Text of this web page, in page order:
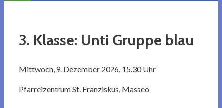
3. Klasse: Unti Gruppe blau
Mittwoch, 9. Dezember 2026, 15.30 Uhr
Pfarreizentrum St. Franziskus, Masseo